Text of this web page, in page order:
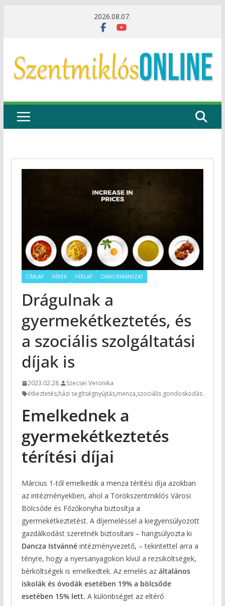
2026.08.07.
CÍMLAP HÍREK HÍRLAP ÖNKORMÁNYZAT
Drágulnak a
gyermekétkeztetés, és
a szociális szolgáltatási
díjak is
2023.02.28.
Szecsei Veronika
étkeztetés,házi segítségnyújtás,menza,szociális gondoskodás
Emelkednek a
gyermekétkeztetés
térítési díjai
Március 1-től emelkedik a menza térítési díja azokban
az intézményekben, ahol a Törökszentmiklós Városi
Bölcsőde és Főzőkonyha biztosítja a
gyermekétkeztetést. A díjemeléssel a kiegyensúlyozott
gazdálkodást szeretnék biztosítani – hangsúlyozta ki
Dancza Istvánnéintézményvezető, – tekintettel arra a
tényre, hogy a nyersanyagokon kívül a rezsiköltségek,
bérköltségek is emelkedtek. Az emelés az általános
iskolák és óvodák esetében 19% a bölcsőde
esetében 15% lett. A különbséget az eltérő